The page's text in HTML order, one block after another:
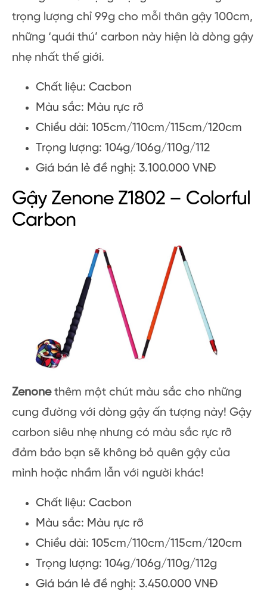
trọng lượng chỉ 99g cho mỗi thân gậy 100cm,
những ‘quái thú’ carbon này hiện là dòng gậy
nhẹ nhất thế giới.
Chất liệu: Cacbon
Màu sắc: Màu rực rỡ
Chiều dài: 105cm/110cm/115cm/120cm
Trọng lượng: 104g/106g/110g/112
Giá bán lẻ đề nghị: 3.100.000 VNĐ
Gậy Zenone Z1802 – Colorful
Carbon
Zenonethêm một chút màu sắc cho những
cung đường với dòng gậy ấn tượng này! Gậy
carbon siêu nhẹ nhưng có màu sắc rực rỡ
đảm bảo bạn sẽ không bỏ quên gậy của
mình hoặc nhầm lẫn với người khác!
Chất liệu: Cacbon
Màu sắc: Màu rực rỡ
Chiều dài: 105cm/110cm/115cm/120cm
Trọng lượng: 104g/106g/110g/112g
Giá bán lẻ đề nghị: 3.450.000 VNĐ